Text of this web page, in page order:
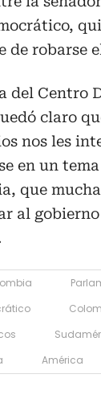
de robarse
del Centro
claro
nos les
en un
que
al
América